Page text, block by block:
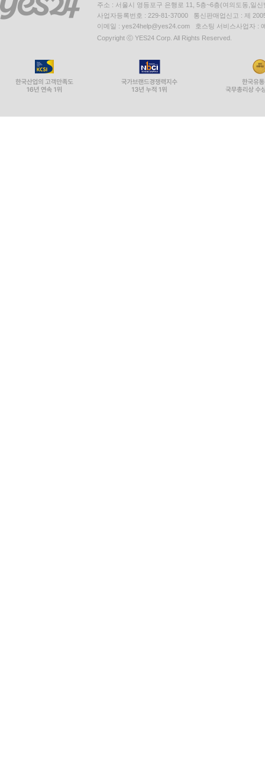
주소 : 서울시 영등포구 은행로 11, 5층~6층(여의도동,일신
사업자등록번호 : 229-81-37000 통신판매업신고 : 제
이메일 : yes24help@yes24.com 호스팅 서비스사업자 :
Copyright ⓒ YES24 Corp. All Rights Reserved.